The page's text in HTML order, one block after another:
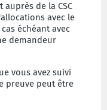
de la CSC
avec le
échéant avec
demandeur
vous avez suivi
preuve peut être